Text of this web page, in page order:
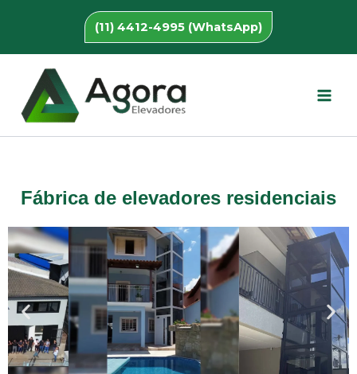
conteúdo
(11) 4412-4995 (WhatsApp)
Fábrica de elevadores residenciais